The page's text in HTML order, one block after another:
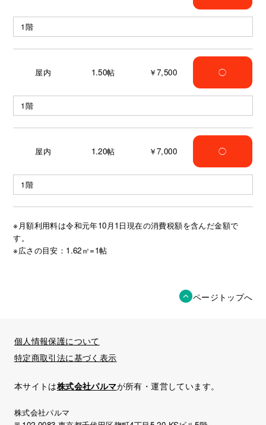
1階
屋内 1.50帖 ￥7,500 ◯
1階
屋内 1.20帖 ￥7,000 ◯
1階
※月額利用料は令和元年10月1日現在の消費税額を含んだ金額で
す。
※広さの目安：1.62㎡=1帖
ページトップへ
個人情報保護について
特定商取引法に基づく表示
本サイトは株式会社パルマが所有・運営しています。
株式会社パルマ